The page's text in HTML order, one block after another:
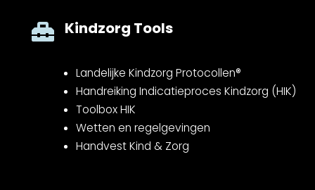
 Kindzorg Tools
Landelijke Kindzorg Protocollen®
Handreiking Indicatieproces Kindzorg (HIK)
Toolbox HIK
Wetten en regelgevingen
Handvest Kind & Zorg